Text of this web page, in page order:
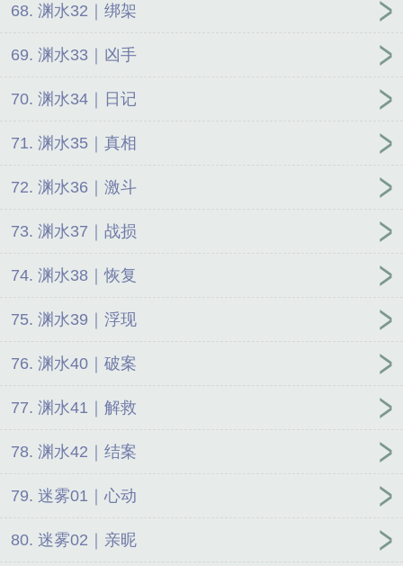
68. 渊水32｜绑架
69. 渊水33｜凶手
70. 渊水34｜日记
71. 渊水35｜真相
72. 渊水36｜激斗
73. 渊水37｜战损
74. 渊水38｜恢复
75. 渊水39｜浮现
76. 渊水40｜破案
77. 渊水41｜解救
78. 渊水42｜结案
79. 迷雾01｜心动
80. 迷雾02｜亲昵